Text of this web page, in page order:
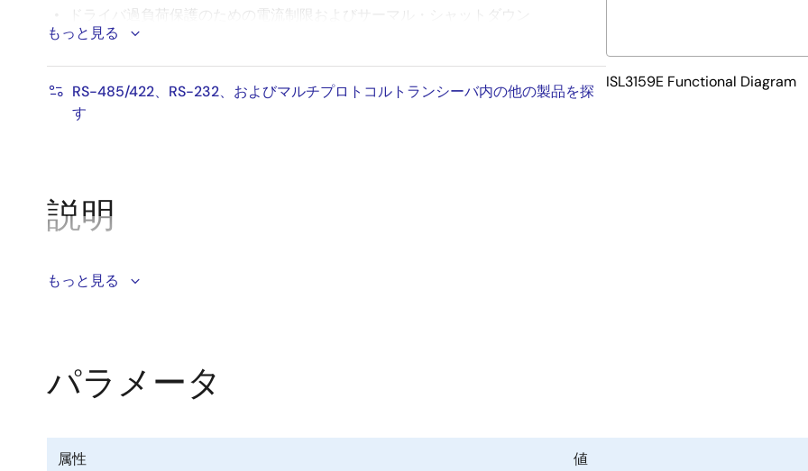
ドライバ過負荷保護のための電流制限およびサーマル・シャットダウン
鉛フリー (RoHS指令対応)
もっと見る
RS-485/422、RS-232、およびマルチプロトコルトランシーバ内の他の製品を探
す
ISL3159E Functional Diagram
説明
ISL3159Eは、±15kV IEC61000 ESD保護、5V電源のシングルトランシーバで、平衡型通信のRS-485とRS-422の両方
を供給します。これは、優れたノイズ耐性(データインテグリティ)、より長いリーチ、または「スター」型で最大6
れたデータレートで駆動する能力につながります。 SCSIアプリケーションでは、ISL3159のレシーバおよびトランス
いない場合に、高いRx出力を保証します。 Rx出力は高い駆動レベル(VOL = 1Vで標準>30mA)を特長としており、光
もっと見る
パラメータ
属性 値